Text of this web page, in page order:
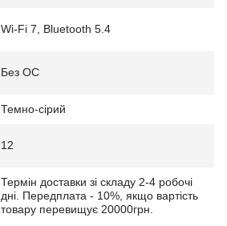
Wi-Fi 7, Bluetooth 5.4
Без ОС
Темно-сірий
12
Термін доставки зі складу 2-4 робочі
дні. Передплата - 10%, якщо вартість
товару перевищує 20000грн.